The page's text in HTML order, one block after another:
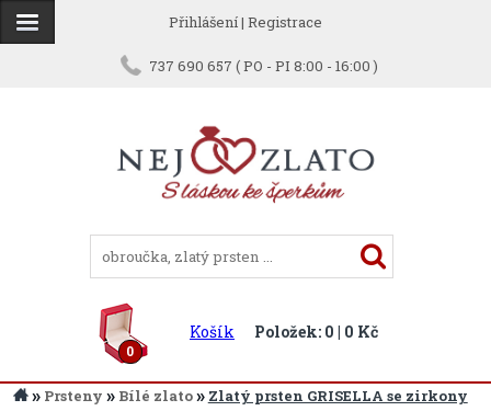
Přihlášení| Registrace
737 690 657 ( PO - PI 8:00 - 16:00 )
0
Košík Položek: 0 | 0 Kč
» Prsteny » Bílé zlato» Zlatý prsten GRISELLA se zirkony